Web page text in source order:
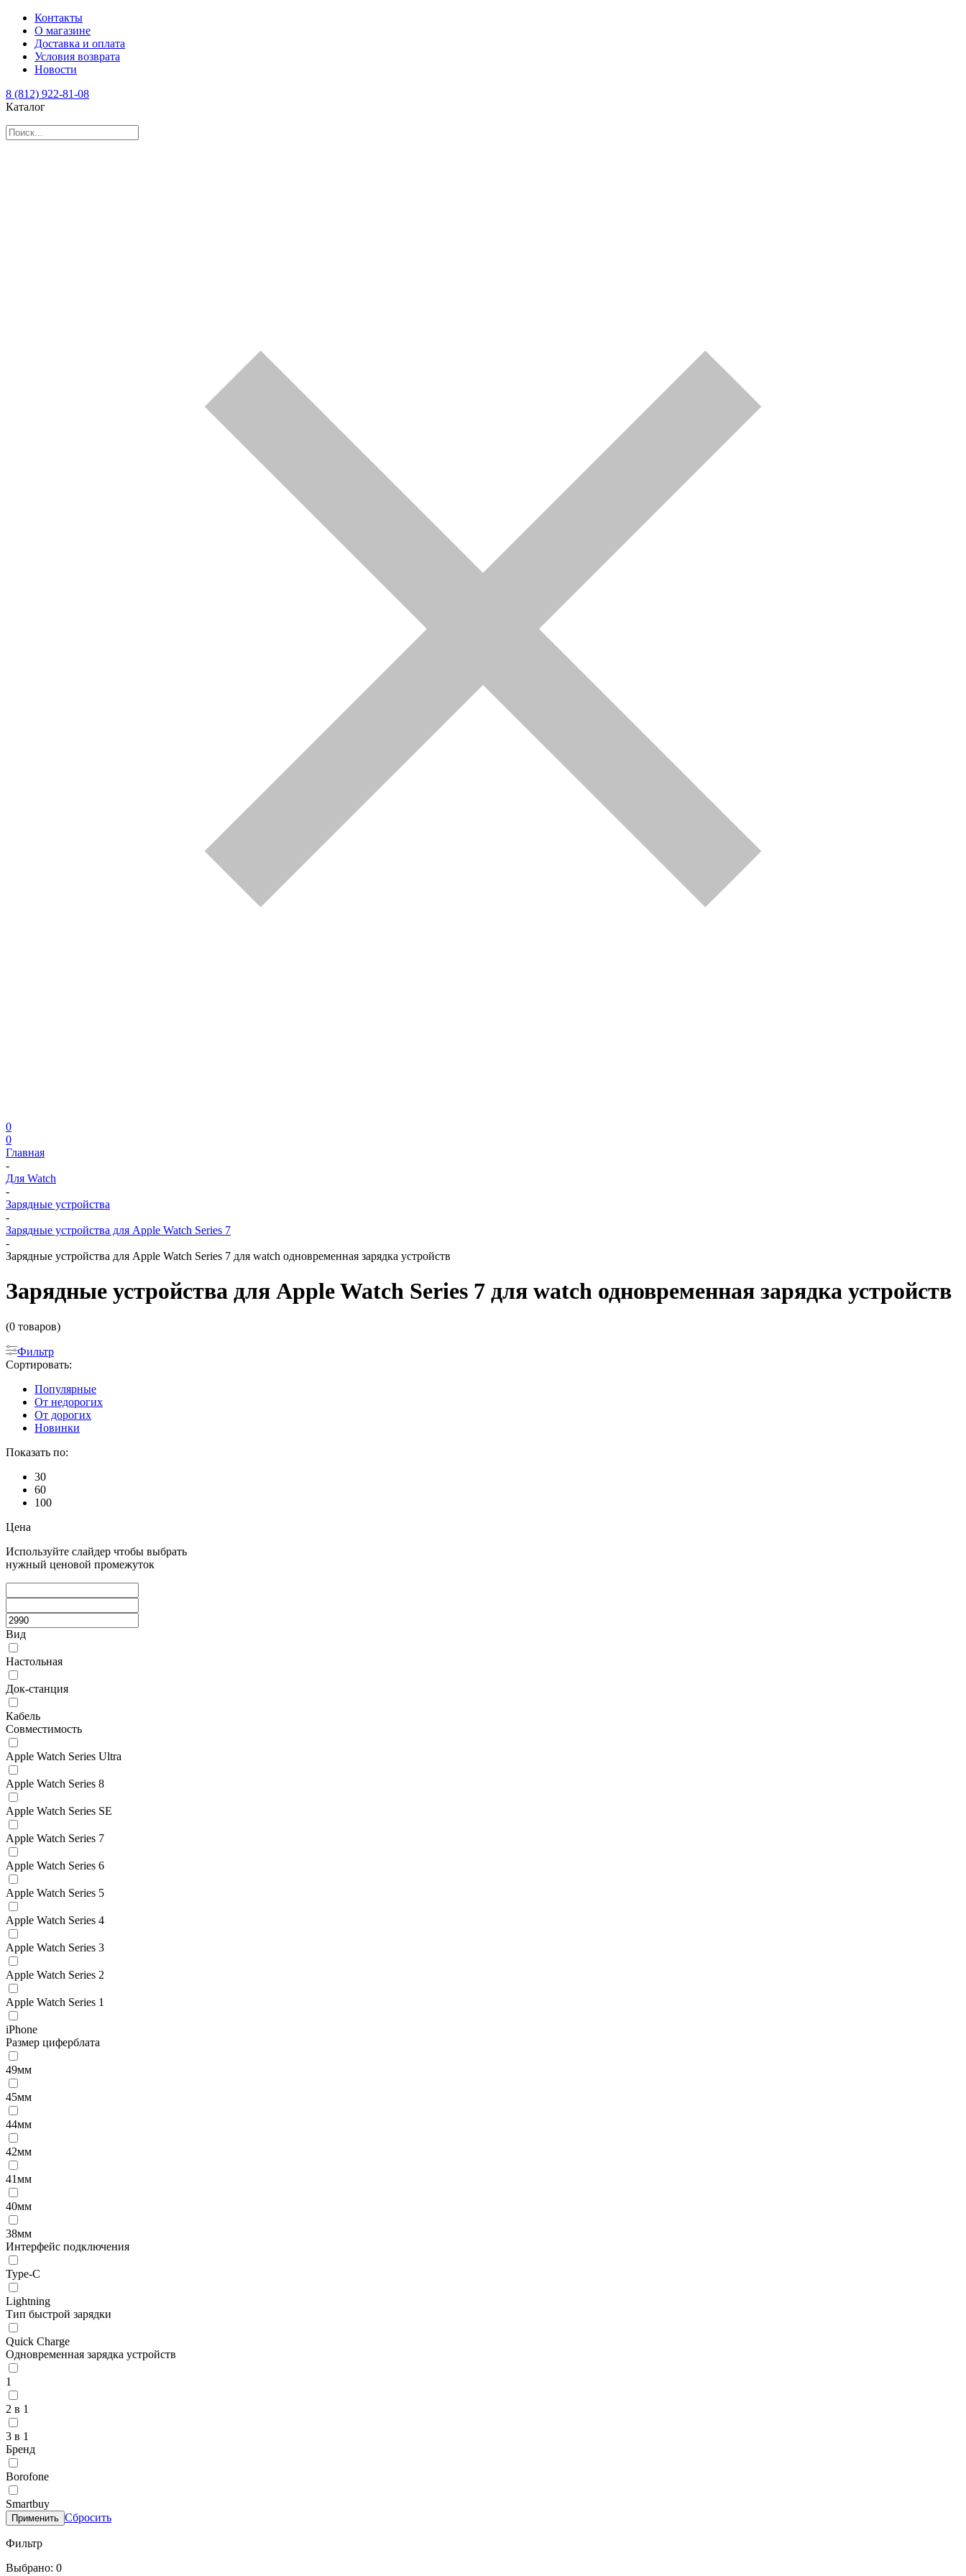
Контакты
О магазине
Доставка и оплата
Условия возврата
Новости
8 (812) 922-81-08
Каталог
0
0
Главная
-
Для Watch
-
Зарядные устройства
-
Зарядные устройства для Apple Watch Series 7
-
Зарядные устройства для Apple Watch Series 7 для watch одновременная зарядка устройств
Зарядные устройства для Apple Watch Series 7 для watch одновременная зарядка устройств
(0 товаров)
Фильтр
Сортировать:
Популярные
От недорогих
От дорогих
Новинки
Показать по:
30
60
100
Цена
Используйте слайдер чтобы выбрать
нужный ценовой промежуток
Вид
Настольная
Док-станция
Кабель
Совместимость
Apple Watch Series Ultra
Apple Watch Series 8
Apple Watch Series SE
Apple Watch Series 7
Apple Watch Series 6
Apple Watch Series 5
Apple Watch Series 4
Apple Watch Series 3
Apple Watch Series 2
Apple Watch Series 1
iPhone
Размер циферблата
49мм
45мм
44мм
42мм
41мм
40мм
38мм
Интерфейс подключения
Type-C
Lightning
Тип быстрой зарядки
Quick Charge
Одновременная зарядка устройств
1
2 в 1
3 в 1
Бренд
Borofone
Smartbuy
Применить Сбросить
Фильтр
Выбрано: 0